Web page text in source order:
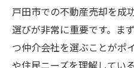
戸田市での不動産売却を成
選びが非常に重要です。ま
つ仲介会社を選ぶことがポ